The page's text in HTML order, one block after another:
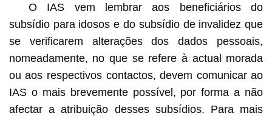
O IAS vem lembrar aos beneficiários do
subsídio para idosos e do subsídio de invalidez que
se verificarem alterações dos dados pessoais,
nomeadamente, no que se refere à actual morada
ou aos respectivos contactos, devem comunicar ao
IAS o mais brevemente possível, por forma a não
afectar a atribuição desses subsídios. Para mais